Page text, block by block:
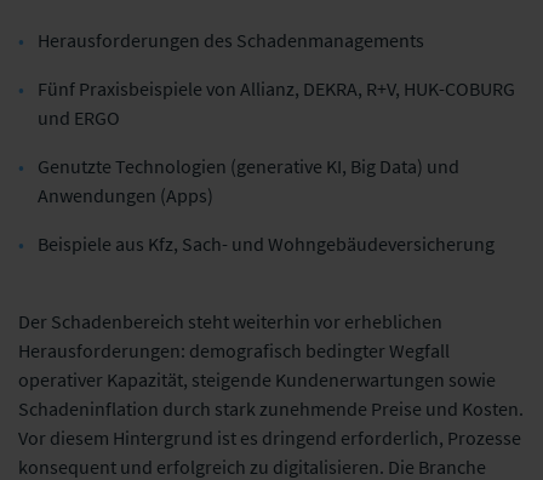
Herausforderungen des Schadenmanagements
Fünf Praxisbeispiele von Allianz, DEKRA, R+V, HUK-COBURG
und ERGO
Genutzte Technologien (generative KI, Big Data) und
Anwendungen (Apps)
Beispiele aus Kfz, Sach- und Wohngebäudeversicherung
Der Schadenbereich steht weiterhin vor erheblichen
Herausforderungen: demografisch bedingter Wegfall
operativer Kapazität, steigende Kundenerwartungen sowie
Schadeninflation durch stark zunehmende Preise und Kosten.
Vor diesem Hintergrund ist es dringend erforderlich, Prozesse
konsequent und erfolgreich zu digitalisieren. Die Branche